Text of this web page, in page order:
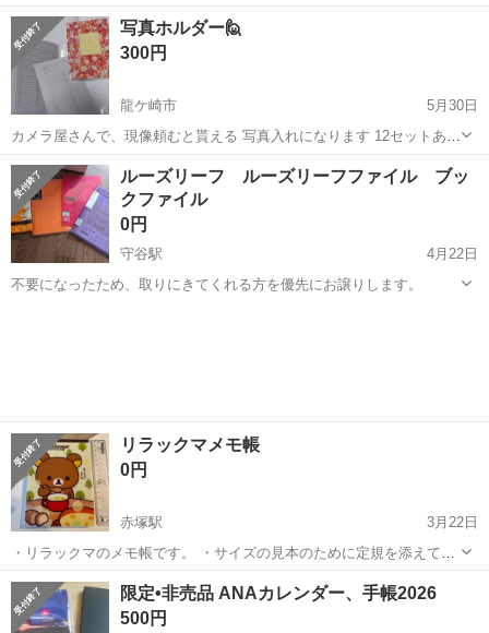
す。 A4 50枚レポート用紙 ドット入り罫線6mm 3個セット500円で売
ります。 1個売り→200円 ☆1つ3枚ほど使用した使用済みレポートと4
枚作文用紙...
茨城 取手市 藤代駅 手帳
写真ホルダー🙋
300円
龍ケ崎市
5月30日
カメラ屋さんで、現像頼むと貰える 写真入れになります 12セットあり
ます 写真以外にも‥ガード等色々保管に使用出来ますね👍️
茨城 龍ケ崎市 手帳
ルーズリーフ ルーズリーフファイル ブッ
クファイル
0円
守谷駅
4月22日
不要になったため、取りにきてくれる方を優先にお譲りします。
リラックマメモ帳
0円
赤塚駅
3月22日
・リラックマのメモ帳です。 ・サイズの見本のために定規を添えて写
真を撮りました。定規はつきません。 ・複数の絵柄があるので、詳細
気になる方はお問い合わせ下さい。 断捨離目的ですので、0円でお譲
りします。 ＊赤塚駅でのお渡...
茨城 水戸市 赤塚駅
限定•非売品 ANAカレンダー、手帳2026
500円